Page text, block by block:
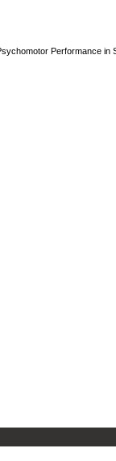
Performance in